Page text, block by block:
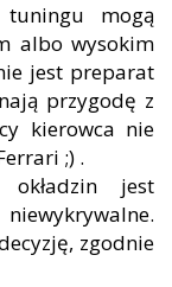
mogą
albo wysokim
jest preparat
przygodę z
kierowca nie
;) .
jest
zgodnie